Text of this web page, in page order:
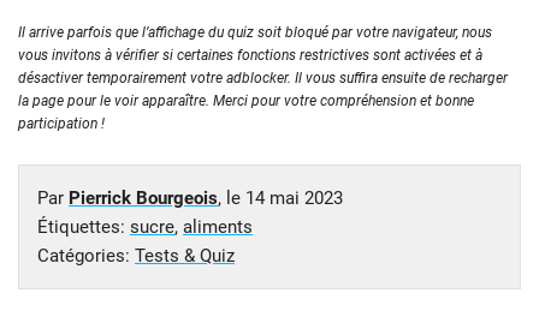
Il arrive parfois que l’affichage du quiz soit bloqué par votre navigateur, nous
vous invitons à vérifier si certaines fonctions restrictives sont activées et à
désactiver temporairement votre adblocker. Il vous suffira ensuite de recharger
la page pour le voir apparaître. Merci pour votre compréhension et bonne
participation !
Par Pierrick Bourgeois, le 14 mai 2023
Étiquettes: sucre, aliments
Catégories: Tests & Quiz